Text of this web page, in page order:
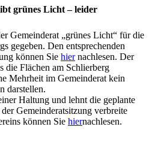
grünes Licht – leider
Gemeinderat „grünes Licht“ für die
gegeben. Den entsprechenden
können Sie hiernachlesen. Der
die Flächen am Schlierberg
Mehrheit im Gemeinderat kein
darstellen.
Haltung und lehnt die geplante
Gemeinderatsitzung verbreite
können Sie hiernachlesen.